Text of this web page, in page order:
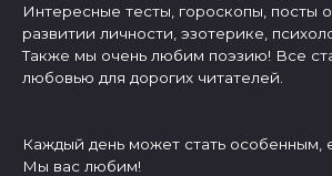
Интересные тесты, гороскопы, посты
развитии личности, эзотерике,
Также мы очень любим поэзию! Все
любовью для дорогих читателей.
Каждый день может стать особенным,
Мы вас любим!